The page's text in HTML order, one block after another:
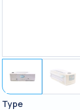
Type